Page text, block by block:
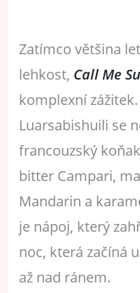
Zatímco většina
lehkost, Call Me
komplexní
Luarsabishuili se
francouzský
bitter Campari,
Mandarin a
je nápoj, který
noc, která začíná
až nad ránem.